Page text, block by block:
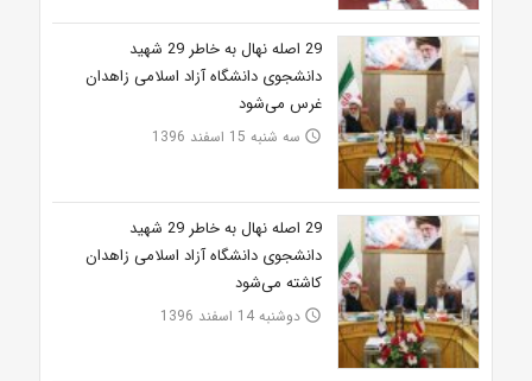
29 اصله نهال به خاطر 29 شهید
دانشجوی دانشگاه آزاد اسلامی زاهدان
غرس می‌شود
access_time سه شنبه 15 اسفند 1396
29 اصله نهال به خاطر 29 شهید
دانشجوی دانشگاه آزاد اسلامی زاهدان
کاشته می‌شود
access_time دوشنبه 14 اسفند 1396